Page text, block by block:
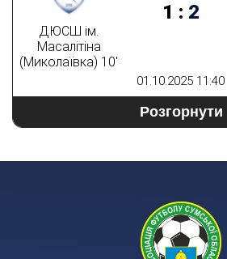
01.10.2025 11:40
ДЮСШ ім.
Масалітіна
(Миколаївка) 10'
1 : 2
Розгорнути